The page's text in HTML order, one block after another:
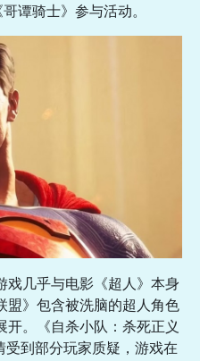
谭骑士》参与活动。
戏几乎与电影《超人》本身
盟》包含被洗脑的超人角色
。《自杀小队：杀死正义
受到部分玩家质疑，游戏在